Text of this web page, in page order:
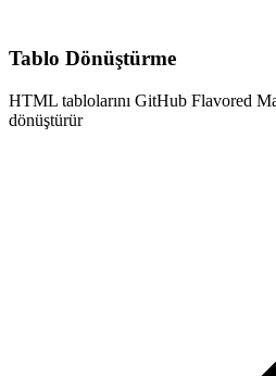
Tablo Dönüştürme
HTML tablolarını GitHub Flavored
dönüştürür